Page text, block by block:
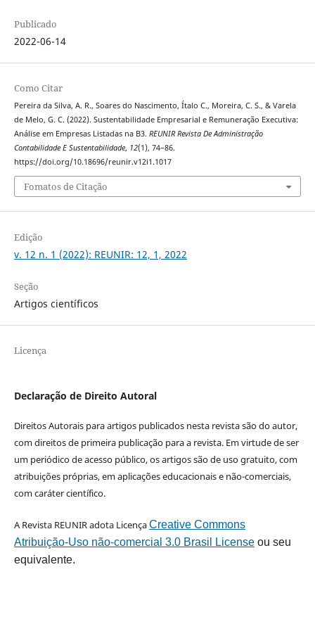
Publicado
2022-06-14
Como Citar
Pereira da Silva, A. R., Soares do Nascimento, Ítalo C., Moreira, C. S., & Varela
de Melo, G. C. (2022). Sustentabilidade Empresarial e Remuneração Executiva:
Análise em Empresas Listadas na B3. REUNIR Revista De Administração
Contabilidade E Sustentabilidade, 12(1), 74–86.
https://doi.org/10.18696/reunir.v12i1.1017
Fomatos de Citação
Edição
v. 12 n. 1 (2022): REUNIR: 12, 1, 2022
Seção
Artigos científicos
Licença
Declaração de Direito Autoral
Direitos Autorais para artigos publicados nesta revista são do autor,
com direitos de primeira publicação para a revista. Em virtude de ser
um periódico de acesso público, os artigos são de uso gratuito, com
atribuições próprias, em aplicações educacionais e não-comerciais,
com caráter científico.
A Revista REUNIR adota LicençaCreative Commons
Atribuição-Uso não-comercial 3.0 Brasil Licenseou seu
equivalente.